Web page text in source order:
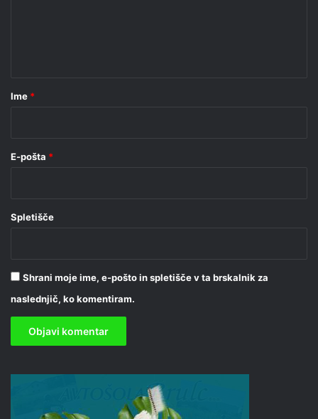
rIme *
E-pošta *
Spletišče
Shrani moje ime, e-pošto in spletišče v ta brskalnik za
naslednjič, ko komentiram.